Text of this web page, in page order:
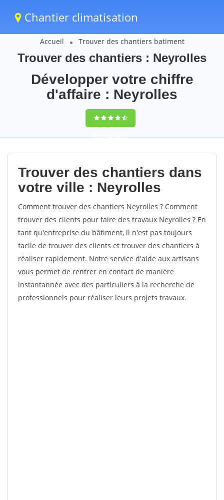
Chantier climatisation
Accueil Trouver des chantiers batiment
Trouver des chantiers : Neyrolles
Développer votre chiffre
d'affaire : Neyrolles
9,5(100%)65
votes
Trouver des chantiers dans
votre ville : Neyrolles
Comment trouver des chantiers Neyrolles ? Comment
trouver des clients pour faire des travaux Neyrolles ? En
tant qu'entreprise du bâtiment, il n'est pas toujours
facile de trouver des clients et trouver des chantiers à
réaliser rapidement. Notre service d'aide aux artisans
vous permet de rentrer en contact de manière
instantannée avec des particuliers à la recherche de
professionnels pour réaliser leurs projets travaux.